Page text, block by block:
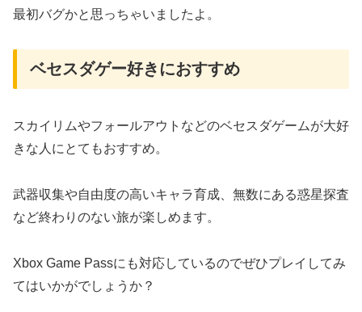
最初バグかと思っちゃいましたよ。
ベセスダゲー好きにおすすめ
スカイリムやフォールアウトなどのベセスダゲームが大好
きな人にとてもおすすめ。
武器収集や自由度の高いキャラ育成、無数にある惑星探査
など終わりのない旅が楽しめます。
Xbox Game Passにも対応しているのでぜひプレイしてみ
てはいかがでしょうか？